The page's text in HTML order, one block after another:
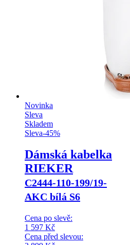
Novinka
Sleva
Skladem
Sleva-45%
Dámská kabelka
RIEKER
C2444-110-199/19-
AKC bílá S6
Cena po slevě:
1 597 Kč
Cena před slevou: